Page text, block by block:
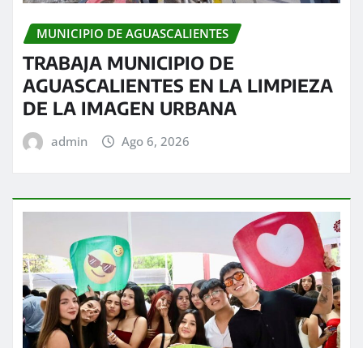
MUNICIPIO DE AGUASCALIENTES
TRABAJA MUNICIPIO DE
AGUASCALIENTES EN LA LIMPIEZA
DE LA IMAGEN URBANA
admin Ago 6, 2026